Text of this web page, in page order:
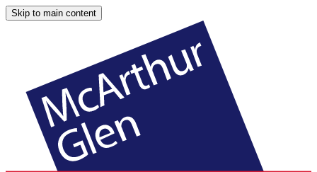
Skip to main content